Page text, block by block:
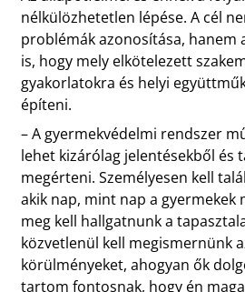
nélkülözhetetlen lépése. A cél
problémák azonosítása, hanem
is, hogy mely elkötelezett
gyakorlatokra és helyi
építeni.
– A gyermekvédelmi rendszer
lehet kizárólag jelentésekből és
megérteni. Személyesen kell
akik nap, mint nap a gyermekek
meg kell hallgatnunk a
közvetlenül kell megismernünk
körülményeket, ahogyan ők
tartom fontosnak, hogy én